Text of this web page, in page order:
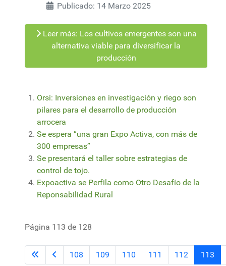
Publicado: 14 Marzo 2025
Leer más: Los cultivos emergentes son una
alternativa viable para diversificar la
producción
Orsi: Inversiones en investigación y riego son
pilares para el desarrollo de producción
arrocera
Se espera “una gran Expo Activa, con más de
300 empresas”
Se presentará el taller sobre estrategias de
control de tojo.
Expoactiva se Perfila como Otro Desafío de la
Reponsabilidad Rural
Página 113 de 128
108 109 110 111 112 113